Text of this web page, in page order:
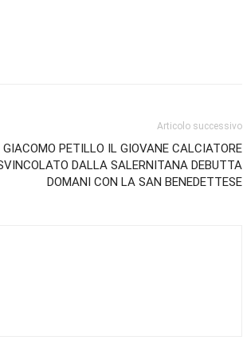
Articolo successivo
GIACOMO PETILLO IL GIOVANE CALCIATORE
DALLA SALERNITANA DEBUTTA
DOMANI CON LA SAN BENEDETTESE